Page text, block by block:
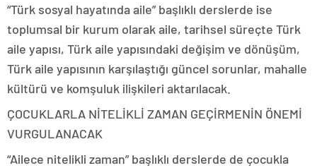
“Türk sosyal hayatında aile” başlıklı derslerde ise
toplumsal bir kurum olarak aile, tarihsel süreçte Türk
aile yapısı, Türk aile yapısındaki değişim ve dönüşüm,
Türk aile yapısının karşılaştığı güncel sorunlar, mahalle
kültürü ve komşuluk ilişkileri aktarılacak.
ÇOCUKLARLA NİTELİKLİ ZAMAN GEÇİRMENİN ÖNEMİ
VURGULANACAK
“Ailece nitelikli zaman” başlıklı derslerde de çocukla